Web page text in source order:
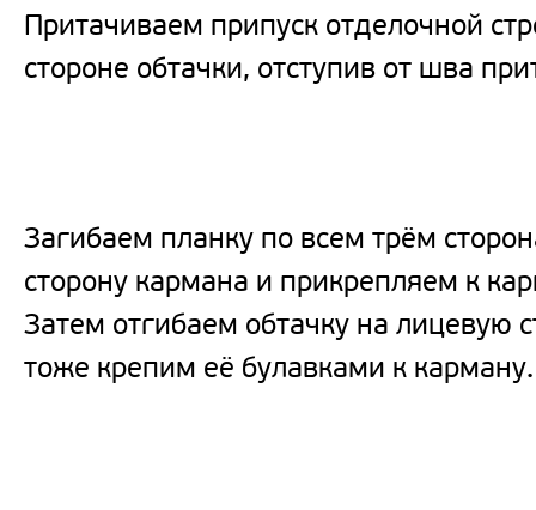
Притачиваем припуск отделочной
стороне обтачки, отступив от шва
Загибаем планку по всем трём
сторону кармана и прикрепляем к
Затем отгибаем обтачку на лицевую
тоже крепим её булавками к карману.